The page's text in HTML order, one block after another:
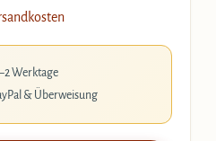
Werktage
& Überweisung